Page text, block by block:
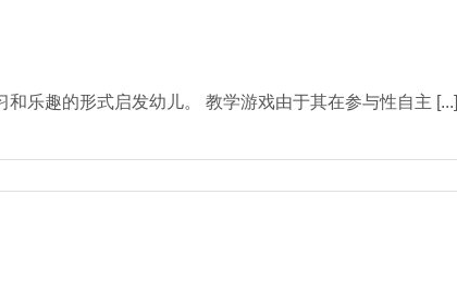
乐趣的形式启发幼儿。 教学游戏由于其在参与性自主 [...]